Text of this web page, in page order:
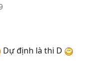
Dự định là thi D